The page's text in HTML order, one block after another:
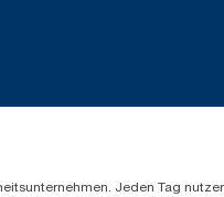
Jeden Tag